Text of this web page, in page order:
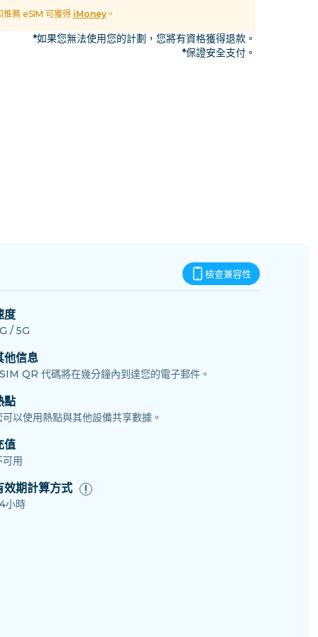
推薦 eSIM 可獲得 iMoney。
*如果您無法使用您的計劃，您將有資格獲得退款。
*保證安全支付。
檢查兼容性
度
/ 5G
他信息
QR 代碼將在幾分鐘內到達您的電子郵件。
點
可以使用熱點與其他設備共享數據。
值
可用
效期計算方式
小時